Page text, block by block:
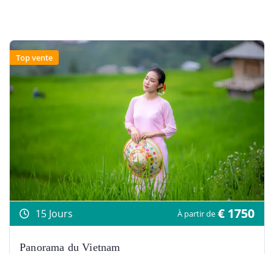
Top vente
15 Jours À partir de € 1750
Panorama du Vietnam